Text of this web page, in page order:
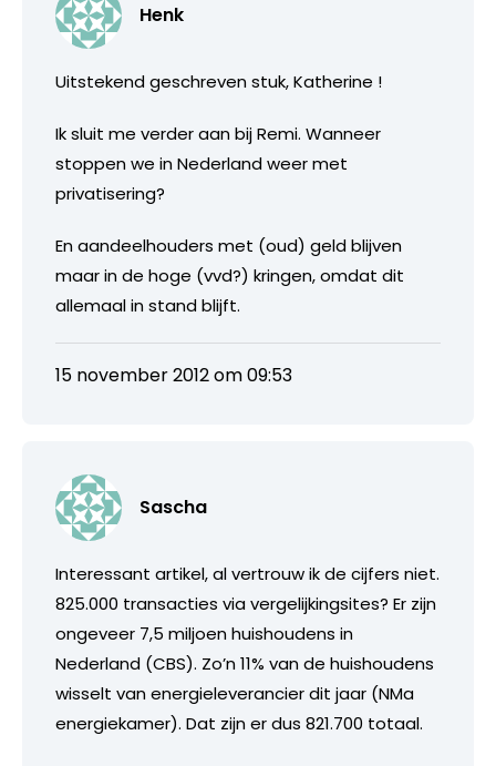
Henk
Uitstekend geschreven stuk, Katherine !
Ik sluit me verder aan bij Remi. Wanneer
stoppen we in Nederland weer met
privatisering?
En aandeelhouders met (oud) geld blijven
maar in de hoge (vvd?) kringen, omdat dit
allemaal in stand blijft.
15 november 2012 om 09:53
Sascha
Interessant artikel, al vertrouw ik de cijfers niet.
825.000 transacties via vergelijkingsites? Er zijn
ongeveer 7,5 miljoen huishoudens in
Nederland (CBS). Zo’n 11% van de huishoudens
wisselt van energieleverancier dit jaar (NMa
energiekamer). Dat zijn er dus 821.700 totaal.